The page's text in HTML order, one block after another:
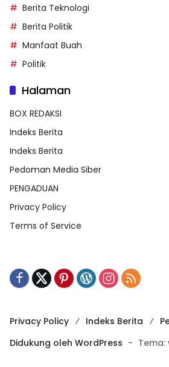
Berita Teknologi
Berita Politik
Manfaat Buah
Politik
Halaman
BOX REDAKSI
Indeks Berita
Indeks Berita
Pedoman Media Siber
PENGADUAN
Privacy Policy
Terms of Service
Privacy Policy Indeks Berita
Didukung oleh WordPress - Tema: